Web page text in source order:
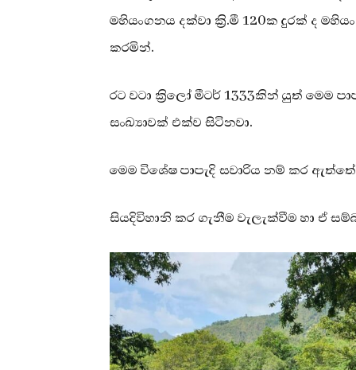
මහියංගනය දක්වා ක්‍රි.මී 120ක දුරක් ද
කරමින්.
රට වටා ක්‍රිලෝ මීටර් 1333කින් යුත් මෙම
සංඛ්‍යාවක් එක්ව සිටිනවා.
මෙම විශේෂ පාපැදි සවාරිය නම් කර ඇත්තේ
සියදිවිහානි කර ගැනීම වැලැක්වීම හා ඒ